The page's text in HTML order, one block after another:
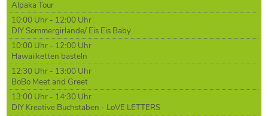
Alpaka Tour
10:00 Uhr - 12:00 Uhr
DIY Sommergirlande/ Eis Eis Baby
10:00 Uhr - 12:00 Uhr
Hawaiiketten basteln
12:30 Uhr - 13:00 Uhr
BoBo Meet and Greet
13:00 Uhr - 14:30 Uhr
DIY Kreative Buchstaben - LoVE LETTERS